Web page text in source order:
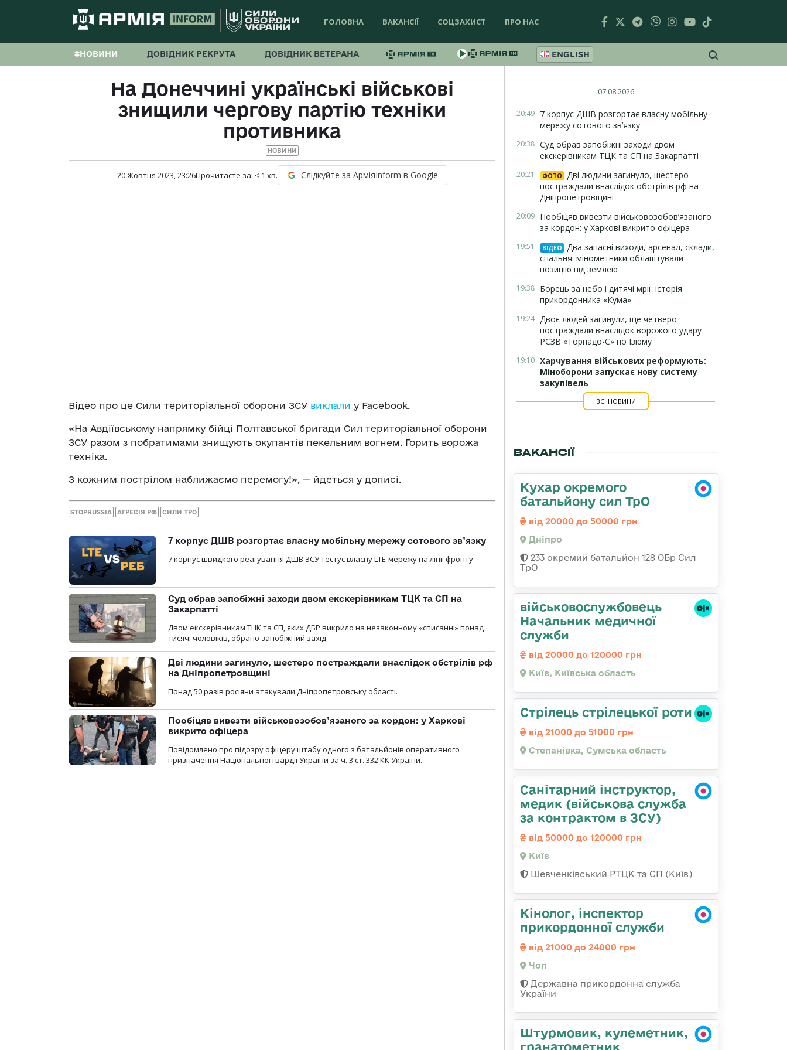
ГОЛОВНА ВАКАНСІЇ СОЦЗАХИСТ ПРО НАС
#НОВИНИ ДОВІДНИК РЕКРУТА ДОВІДНИК ВЕТЕРАНА ENGLISH
На Донеччині українські військові
знищили чергову партію техніки
противника
НОВИНИ
20 Жовтня 2023, 23:26Прочитаєте за: < 1 хв. Слідкуйте за АрміяInform в Google
Відео про це Сили територіальної оборони ЗСУ виклали у Facebook.
«На Авдіївському напрямку бійці Полтавської бригади Сил територіальної оборони
ЗСУ разом з побратимами знищують oкyпантів пекельним вогнем. Горить ворожа
техніка.
З кожним пострілом наближаємо перемогу!», — йдеться у дописі.
STOPRUSSIA АГРЕСІЯ РФ СИЛИ ТРО
7 корпус ДШВ розгортає власну мобільну мережу сотового зв’язку
7 корпус швидкого реагування ДШВ ЗСУ тестує власну LTE-мережу на лінії фронту.
Суд обрав запобіжні заходи двом екскерівникам ТЦК та СП на
Закарпатті
Двом екскерівникам ТЦК та СП, яких ДБР викрило на незаконному «списанні» понад
тисячі чоловіків, обрано запобіжний захід.
Дві людини загинуло, шестеро постраждали внаслідок обстрілів рф
на Дніпропетровщині
Понад 50 разів росіяни атакували Дніпропетровську області.
Пообіцяв вивезти військовозобов’язаного за кордон: у Харкові
викрито офіцера
Повідомлено про підозру офіцеру штабу одного з батальйонів оперативного
призначення Національної гвардії України за ч. 3 ст. 332 КК України.
07.08.2026
20:49 7 корпус ДШВ розгортає власну мобільну
мережу сотового зв’язку
20:38 Суд обрав запобіжні заходи двом
екскерівникам ТЦК та СП на Закарпатті
20:21 ФОТО
Дві людини загинуло, шестеро
постраждали внаслідок обстрілів рф на
Дніпропетровщині
20:09 Пообіцяв вивезти військовозобов’язаного
за кордон: у Харкові викрито офіцера
19:51 ВІДЕО
Два запасні виходи, арсенал, склади,
спальня: мінометники облаштували
позицію під землею
19:38 Борець за небо і дитячі мрії: історія
прикордонника «Кума»
19:24 Двоє людей загинули, ще четверо
постраждали внаслідок ворожого удару
РСЗВ «Торнадо-С» по Ізюму
19:10 Харчування військових реформують:
Міноборони запускає нову систему
закупівель
ВСІ НОВИНИ
ВАКАНСІЇ
Кухар окремого
батальйону сил ТрО
від 20000 до 50000 грн
Дніпро
233 окремий батальйон 128 ОБр Сил
ТрО
військовослужбовець
Начальник медичної
служби
від 20000 до 120000 грн
Київ, Київська область
Стрілець стрілецької роти
від 21000 до 51000 грн
Степанівка, Сумська область
Санітарний інструктор,
медик (військова служба
за контрактом в ЗСУ)
від 50000 до 120000 грн
Київ
Шевченківський РТЦК та СП (Київ)
Кінолог, інспектор
прикордонної служби
від 21000 до 24000 грн
Чоп
Державна прикордонна служба
України
Штурмовик, кулеметник,
гранатометник